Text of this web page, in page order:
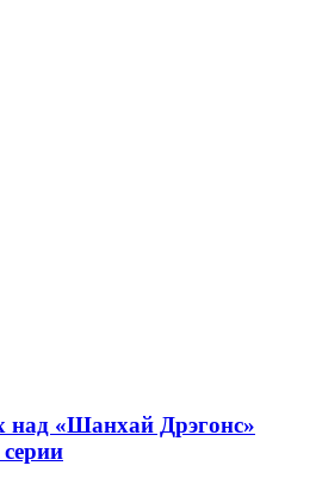
над «Шанхай Дрэгонс»